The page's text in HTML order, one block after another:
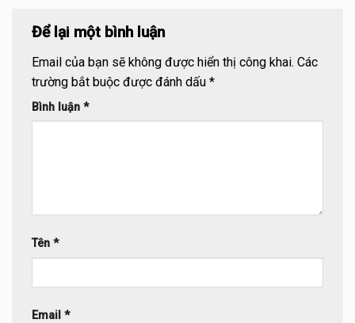
Để lại một bình luận
Email của bạn sẽ không được hiển thị công khai. Các
trường bắt buộc được đánh dấu *
Bình luận *
Tên *
Email *